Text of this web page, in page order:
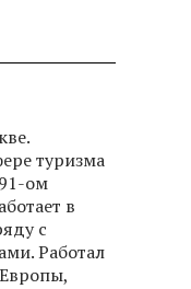
туризма
ом
в
с
Работал